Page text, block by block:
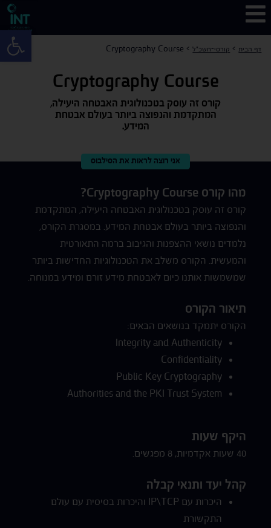
דף הבית > קורסי-חשכ"ל>
Cryptography Course
Cryptography Course
קורס זה עוסק בטכנולוגית האבטחה היעילה,
המתקדמת והנפוצה ביותר בעולם אבטחת
המידע.
אני רוצה לראות את הסילבוס
מהו קורס Cryptography Course?
קורס זה עוסק בטכנולוגית האבטחה היעילה, המתקדמת
והנפוצה ביותר בעולם אבטחת המידע. במסגרת הקורס,
נלמדים נושאי ההצפנות והגיבוב ברמה התאורטית
והמעשית. הקורס משלב את הטכנולוגיות החדישות ביותר
שמשמשות אותנו כיום לאבטחת מידע זורם ומידע במנוחה.
תיאור הקורס
הקורס יתמקד בנושאים הבאים:
Integrity and Authenticity
Confidentiality
Public Key Cryptography
Authorities and the PKI Trust System
היקף שעות
40 שעות אקדמיות, 8 מפגשים.
קהל יעד ותנאי קבלה
היכרות עם IP\TCP והיכרות בסיסית עם עולם
התקשורת